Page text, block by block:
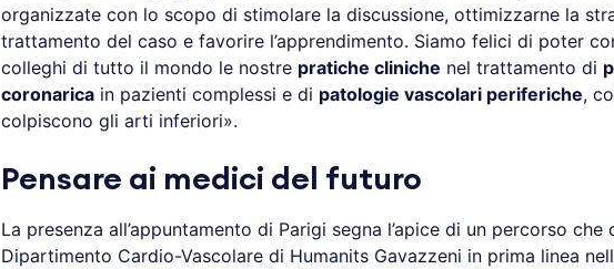
organizzate con lo scopo di stimolare la discussione, ottimizzarne la
trattamento del caso e favorire l’apprendimento. Siamo felici di poter
colleghi di tutto il mondo le nostre pratiche cliniche nel trattamento di
coronarica in pazienti complessi e di patologie vascolari periferiche,
colpiscono gli arti inferiori».
Pensare ai medici del futuro
La presenza all’appuntamento di Parigi segna l’apice di un percorso che
Dipartimento Cardio-Vascolare di Humanits Gavazzeni in prima linea